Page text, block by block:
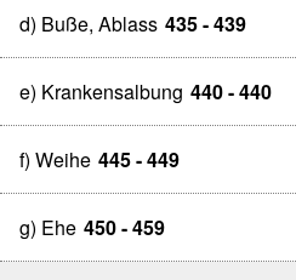
d) Buße, Ablass 435 - 439
e) Krankensalbung 440 - 440
f) Weihe 445 - 449
g) Ehe 450 - 459